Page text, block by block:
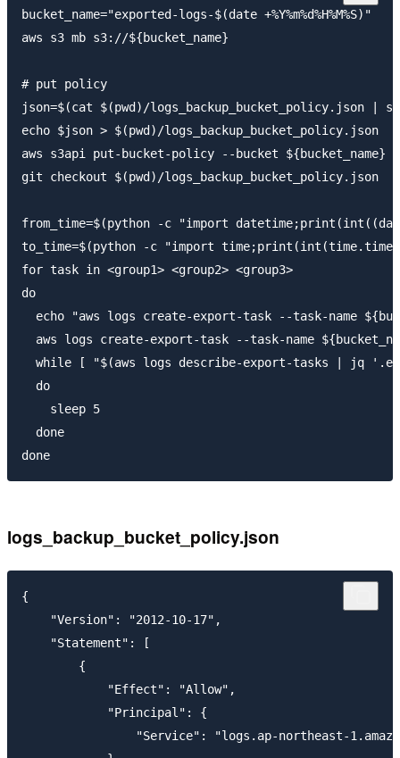
bucket_name="exported-logs-$(date +%Y%m%d%H%M%S)"
aws s3 mb s3://${bucket_name}
# put policy
json=$(cat $(pwd)/logs_backup_bucket_policy.json | sed
echo $json > $(pwd)/logs_backup_bucket_policy.json
aws s3api put-bucket-policy --bucket
git checkout $(pwd)/logs_backup_bucket_policy.json
from_time=$(python -c "import
to_time=$(python -c "import
for task in <group1> <group2> <group3>
do
echo "aws logs create-export-task --task-name
aws logs create-export-task --task-name
while [ "$(aws logs describe-export-tasks | jq
  do
    sleep 5
  done
logs_backup_bucket_policy.json
{
    "Version": "2012-10-17",
    "Statement": [
        {
            "Effect": "Allow",
            "Principal": {
"Service": "logs.ap-northeast-